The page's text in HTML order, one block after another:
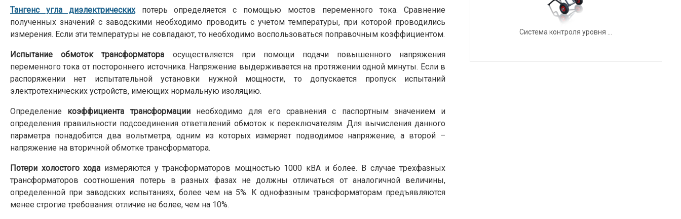
Тангенс угла диэлектрическихпотерь определяется с помощью мостов переменного тока. Сравнение
полученных значений с заводскими необходимо проводить с учетом температуры, при которой проводились
измерения. Если эти температуры не совпадают, то необходимо воспользоваться поправочным коэффициентом.
Испытание обмоток трансформатора осуществляется при помощи подачи повышенного напряжения
переменного тока от постороннего источника. Напряжение выдерживается на протяжении одной минуты. Если в
распоряжении нет испытательной установки нужной мощности, то допускается пропуск испытаний
электротехнических устройств, имеющих нормальную изоляцию.
Определение коэффициента трансформациинеобходимо для его сравнения с паспортным значением и
определения правильности подсоединения ответвлений обмоток к переключателям. Для вычисления данного
параметра понадобится два вольтметра, одним из которых измеряет подводимое напряжение, а второй –
напряжение на вторичной обмотке трансформатора.
Потери холостого хода измеряются у трансформаторов мощностью 1000 кВА и более. В случае трехфазных
трансформаторов соотношения потерь в разных фазах не должны отличаться от аналогичной величины,
определенной при заводских испытаниях, более чем на 5%. К однофазным трансформаторам предъявляются
менее строгие требования: отличие не более, чем на 10%.
Система контроля уровня ...